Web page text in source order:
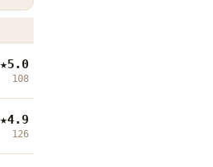
★5.0
108
★4.9
126